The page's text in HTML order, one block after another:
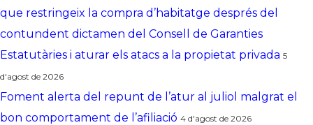
que restringeix la compra d’habitatge després del
contundent dictamen del Consell de Garanties
Estatutàries i aturar els atacs a la propietat privada 5
d'agost de 2026
Foment alerta del repunt de l’atur al juliol malgrat el
bon comportament de l’afiliació 4 d'agost de 2026